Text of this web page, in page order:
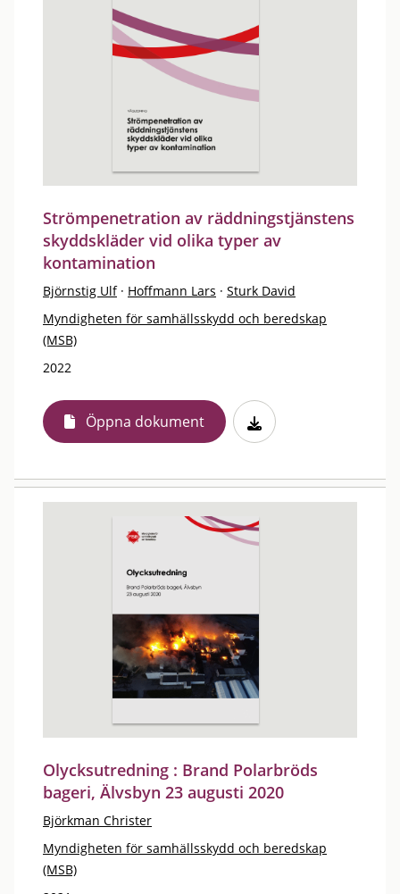
Strömpenetration av räddningstjänstens
skyddskläder vid olika typer av
kontamination
Björnstig Ulf · Hoffmann Lars · Sturk David
Myndigheten för samhällsskydd och beredskap
(MSB)
2022
Öppna dokument
Olycksutredning : Brand Polarbröds
bageri, Älvsbyn 23 augusti 2020
Björkman Christer
Myndigheten för samhällsskydd och beredskap
(MSB)